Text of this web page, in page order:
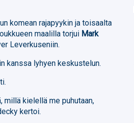
komean rajapyykin ja toisaalta
maalilla torjui Mark
Leverkuseniin.
kanssa lyhyen keskustelun.
millä kielellä me puhutaan,
kertoi.